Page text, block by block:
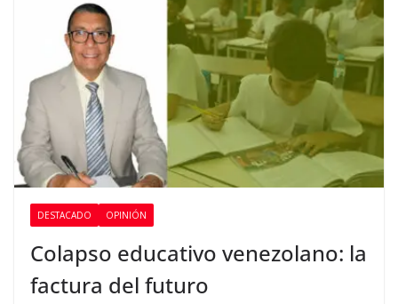
DESTACADO OPINIÓN
Colapso educativo venezolano: la
factura del futuro